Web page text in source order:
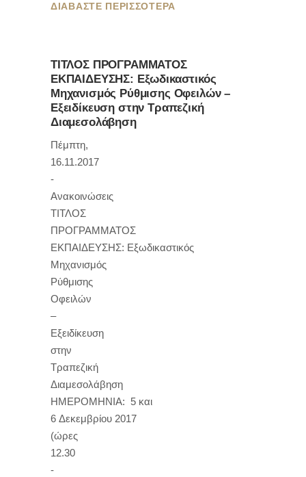
ΔΙΑΒΑΣΤΕ ΠΕΡΙΣΣΟΤΕΡΑ
ΤΙΤΛΟΣ ΠΡΟΓΡΑΜΜΑΤΟΣ
ΕΚΠΑΙΔΕΥΣΗΣ: Εξωδικαστικός
Μηχανισμός Ρύθμισης Οφειλών –
Εξειδίκευση στην Τραπεζική
Διαμεσολάβηση
Πέμπτη,
16.11.2017
-
Ανακοινώσεις
ΤΙΤΛΟΣ
ΠΡΟΓΡΑΜΜΑΤΟΣ
ΕΚΠΑΙΔΕΥΣΗΣ: Εξωδικαστικός
Μηχανισμός
Ρύθμισης
Οφειλών
–
Εξειδίκευση
στην
Τραπεζική
Διαμεσολάβηση
ΗΜΕΡΟΜΗΝΙΑ: 5 και
6 Δεκεμβρίου 2017
(ώρες
12.30
-